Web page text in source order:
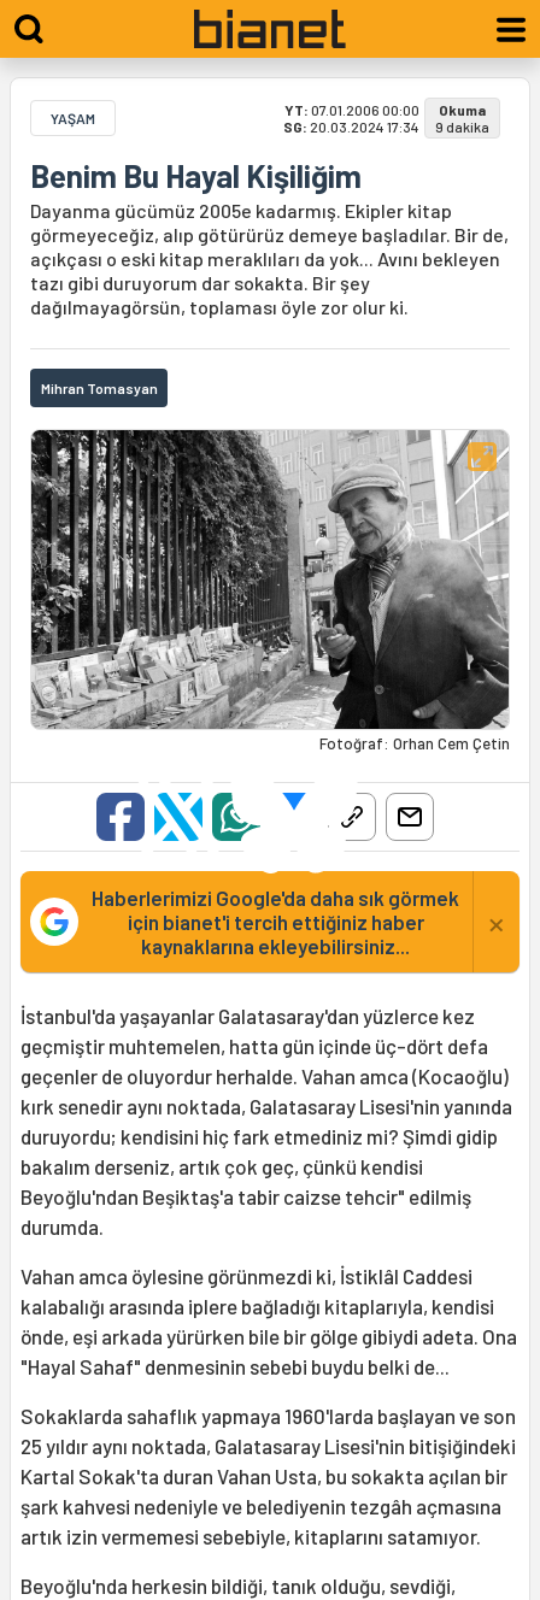
YAŞAM YT: 07.01.2006 00:00
SG: 20.03.2024 17:34
Okuma
9 dakika
Benim Bu Hayal Kişiliğim
Dayanma gücümüz 2005e kadarmış. Ekipler kitap
görmeyeceğiz, alıp götürürüz demeye başladılar. Bir de,
açıkçası o eski kitap meraklıları da yok... Avını bekleyen
tazı gibi duruyorum dar sokakta. Bir şey
dağılmayagörsün, toplaması öyle zor olur ki.
Mihran Tomasyan
Fotoğraf: Orhan Cem Çetin
Haberlerimizi Google'da daha sık görmek
için bianet'i tercih ettiğiniz haber
kaynaklarına ekleyebilirsiniz...
×
İstanbul'da yaşayanlar Galatasaray'dan yüzlerce kez
geçmiştir muhtemelen, hatta gün içinde üç-dört defa
geçenler de oluyordur herhalde. Vahan amca (Kocaoğlu)
kırk senedir aynı noktada, Galatasaray Lisesi'nin yanında
duruyordu; kendisini hiç fark etmediniz mi? Şimdi gidip
bakalım derseniz, artık çok geç, çünkü kendisi
Beyoğlu'ndan Beşiktaş'a tabir caizse tehcir" edilmiş
durumda.
Vahan amca öylesine görünmezdi ki, İstiklâl Caddesi
kalabalığı arasında iplere bağladığı kitaplarıyla, kendisi
önde, eşi arkada yürürken bile bir gölge gibiydi adeta. Ona
"Hayal Sahaf" denmesinin sebebi buydu belki de...
Sokaklarda sahaflık yapmaya 1960'larda başlayan ve son
25 yıldır aynı noktada, Galatasaray Lisesi'nin bitişiğindeki
Kartal Sokak'ta duran Vahan Usta, bu sokakta açılan bir
şark kahvesi nedeniyle ve belediyenin tezgâh açmasına
artık izin vermemesi sebebiyle, kitaplarını satamıyor.
Beyoğlu'nda herkesin bildiği, tanık olduğu, sevdiği,